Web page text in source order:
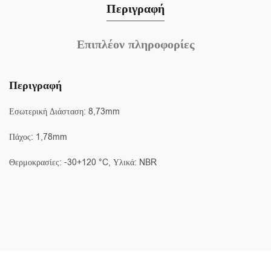
Περιγραφή
Επιπλέον πληροφορίες
Περιγραφή
Εσωτερική Διάσταση: 8,73mm
Πάχος: 1,78mm
Θερμοκρασίες: -30+120 °C, Υλικά: NBR